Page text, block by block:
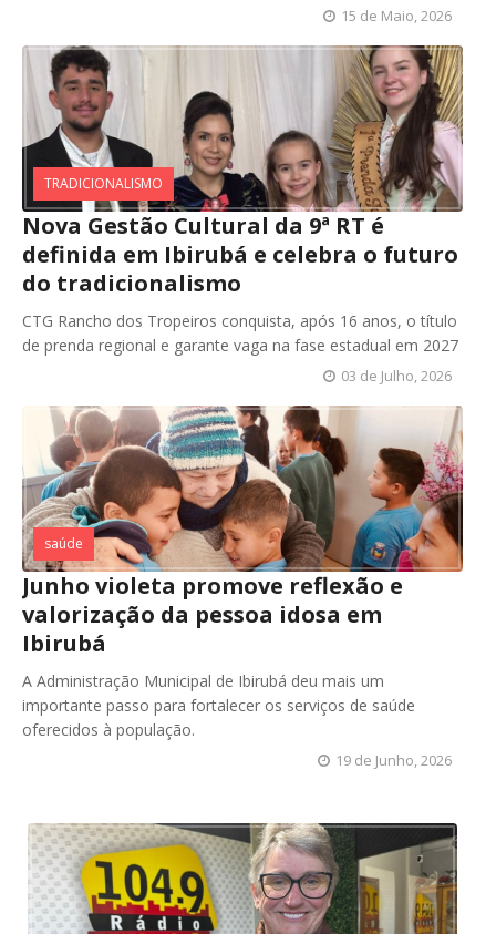
15 de Maio, 2026
TRADICIONALISMO
Nova Gestão Cultural da 9ª RT é
definida em Ibirubá e celebra o futuro
do tradicionalismo
CTG Rancho dos Tropeiros conquista, após 16 anos, o título
de prenda regional e garante vaga na fase estadual em 2027
03 de Julho, 2026
saúde
Junho violeta promove reflexão e
valorização da pessoa idosa em
Ibirubá
A Administração Municipal de Ibirubá deu mais um
importante passo para fortalecer os serviços de saúde
oferecidos à população.
19 de Junho, 2026